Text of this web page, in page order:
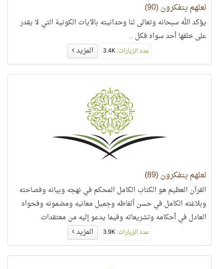
لعلهم يتفكرون (90)
يؤكد الله سبحانه وتعالى لنا وحدانيته بالآيات الكونية التي لا يقدر
على خلقها أحد سواه فكل ..
عدد الزيارات: المزيد
لعلهم يتفكرون (89)
القرآن العظيم هو الكتاب الكامل المحكم في نهجه وبيانه وفصاحته
وبلاغته الكامل في حسن ألفاظه وجميل معانيه ومضمونه وفحواه
العادل في أحكامه وتشريعاته وفيما يدعو إليه من معتقدات
عدد الزيارات: المزيد